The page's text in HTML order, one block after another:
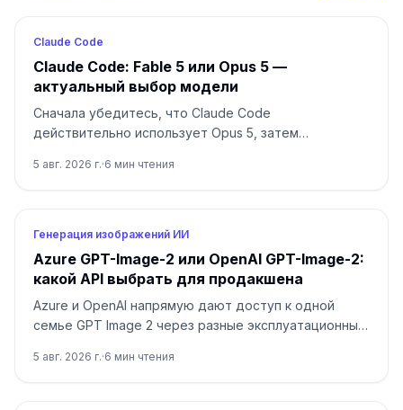
Claude Code
Claude Code: Fable 5 или Opus 5 —
актуальный выбор модели
Сначала убедитесь, что Claude Code
действительно использует Opus 5, затем
неоднозначной работы.
5 авг. 2026 г.·6 мин чтения
Генерация изображений ИИ
Azure GPT-Image-2 или OpenAI GPT-Image-2:
какой API выбрать для продакшена
Azure и OpenAI напрямую дают доступ к одной
семье GPT Image 2 через разные эксплуатационные
регион, счёт, квота, формат и владелец поддержки.
5 авг. 2026 г.·6 мин чтения